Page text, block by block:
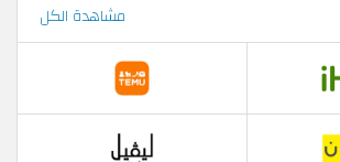
مشاهدة الكل